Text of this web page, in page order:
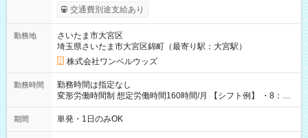
いOK！（規定あり） ┗働いたその日に現金GET♪ お仕事後はコ
ンビニATMから 日払い分を引き落とせます！ 【試用期間】試
交通費別途支給あり
勤務地
さいたま市大宮区
埼玉県さいたま市大宮区錦町（最寄り駅：大宮駅）
株式会社ワンベルウッズ
勤務時間
勤務時間は指定なし
変形労働時間制 想定労働時間160時間/月 【シフト例】 ・8：00
～21：00
期間 単発・1日のみOK